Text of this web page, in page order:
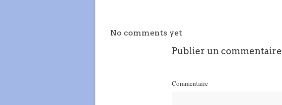
No comments yet
Publier un commentaire
Commentaire